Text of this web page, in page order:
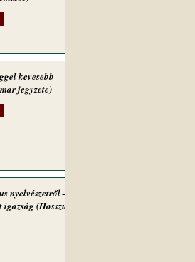
kevesebb
jegyzete)
nyelvészetről –
(Hosszú